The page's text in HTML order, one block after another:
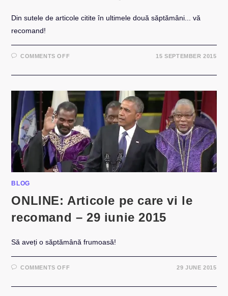
Din sutele de articole citite în ultimele două săptămâni... vă
recomand!
COMMENTS OFFON
PE
RECOMAND
–
15
SEPTEMBRIE
2015
15 SEPTEMBER 2015
BLOG
ONLINE: Articole pe care vi le
recomand – 29 iunie 2015
Să aveți o săptămână frumoasă!
COMMENTS OFFON
PE
29 JUNE 2015